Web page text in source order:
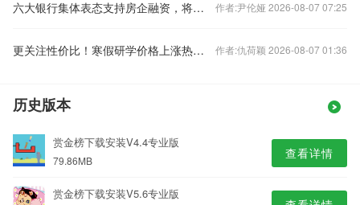
六大银行集体表态支持房企融资，将如何影响楼市？ 作者:尹伦娅 2026-08-07 07:25
更关注性价比！寒假研学价格上涨热度下降 作者:仇荷颖 2026-08-07 01:36
历史版本
赏金榜下载安装V4.4专业版
79.86MB 查看详情
赏金榜下载安装V5.6专业版